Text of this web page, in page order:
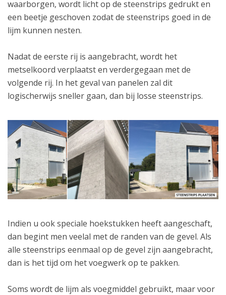
waarborgen, wordt licht op de steenstrips gedrukt en
een beetje geschoven zodat de steenstrips goed in de
lijm kunnen nesten.
Nadat de eerste rij is aangebracht, wordt het
metselkoord verplaatst en verdergegaan met de
volgende rij. In het geval van panelen zal dit
logischerwijs sneller gaan, dan bij losse steenstrips.
Indien u ook speciale hoekstukken heeft aangeschaft,
dan begint men veelal met de randen van de gevel. Als
alle steenstrips eenmaal op de gevel zijn aangebracht,
dan is het tijd om het voegwerk op te pakken.
Soms wordt de lijm als voegmiddel gebruikt, maar voor